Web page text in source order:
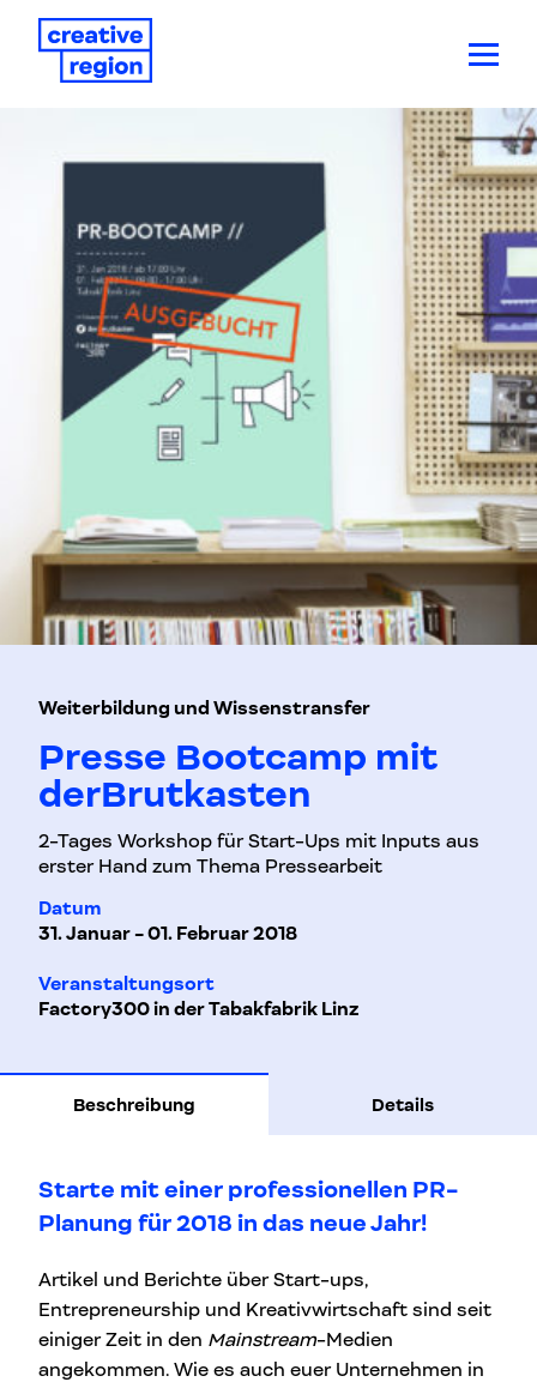
Weiterbildung und Wissenstransfer
Presse Bootcamp mit
derBrutkasten
2-Tages Workshop für Start-Ups mit Inputs aus
erster Hand zum Thema Pressearbeit
Datum
31. Januar - 01. Februar 2018
Veranstaltungsort
Factory300 in der Tabakfabrik Linz
Beschreibung Details
Starte mit einer professionellen PR-
Planung für 2018 in das neue Jahr!
Artikel und Berichte über Start-ups,
Entrepreneurship und Kreativwirtschaft sind seit
einiger Zeit in den Mainstream-Medien
angekommen. Wie es auch euer Unternehmen in